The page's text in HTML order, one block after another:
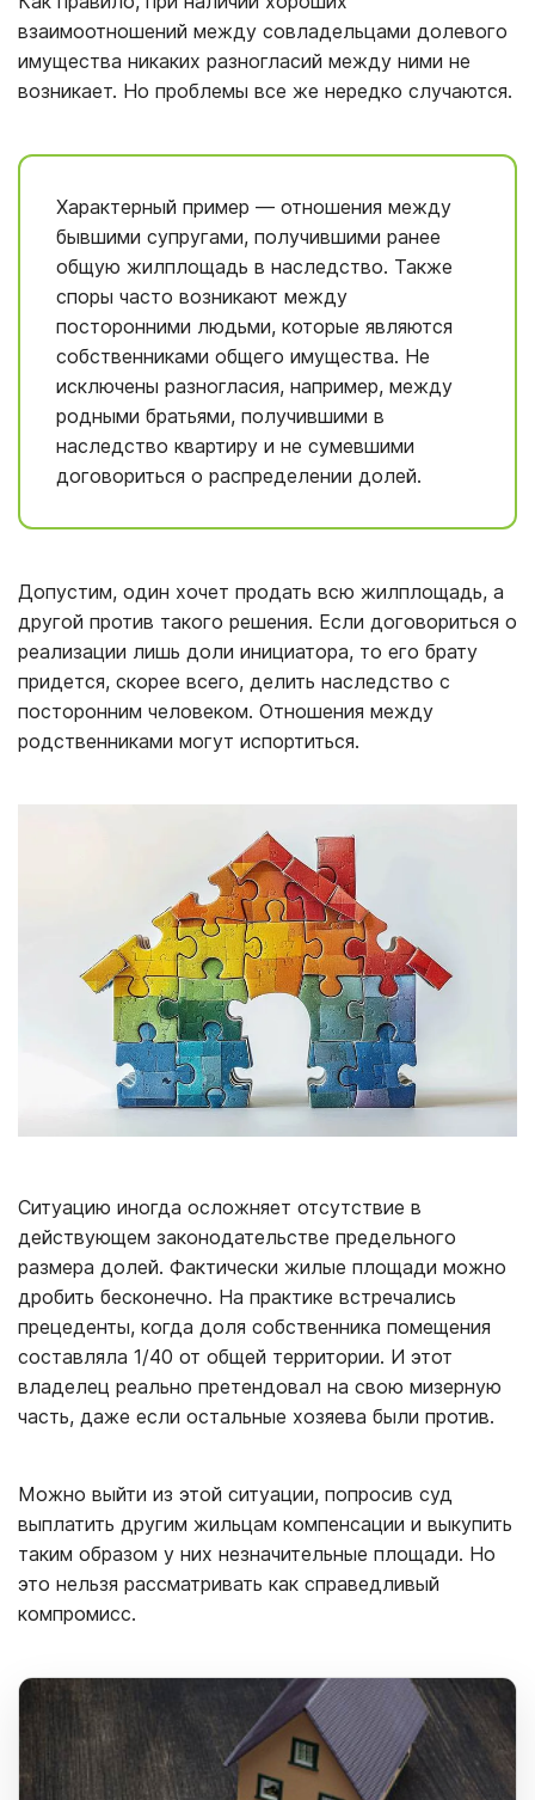
взаимоотношений между совладельцами долевого
имущества никаких разногласий между ними не
возникает. Но проблемы все же нередко случаются.
Характерный пример — отношения между
бывшими супругами, получившими ранее
общую жилплощадь в наследство. Также
споры часто возникают между
посторонними людьми, которые являются
собственниками общего имущества. Не
исключены разногласия, например, между
родными братьями, получившими в
наследство квартиру и не сумевшими
договориться о распределении долей.
Допустим, один хочет продать всю жилплощадь, а
другой против такого решения. Если договориться о
реализации лишь доли инициатора, то его брату
придется, скорее всего, делить наследство с
посторонним человеком. Отношения между
родственниками могут испортиться.
Ситуацию иногда осложняет отсутствие в
действующем законодательстве предельного
размера долей. Фактически жилые площади можно
дробить бесконечно. На практике встречались
прецеденты, когда доля собственника помещения
составляла 1/40 от общей территории. И этот
владелец реально претендовал на свою мизерную
часть, даже если остальные хозяева были против.
Можно выйти из этой ситуации, попросив суд
выплатить другим жильцам компенсации и выкупить
таким образом у них незначительные площади. Но
это нельзя рассматривать как справедливый
компромисс.